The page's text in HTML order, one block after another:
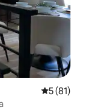
5 de uma
5 (81)